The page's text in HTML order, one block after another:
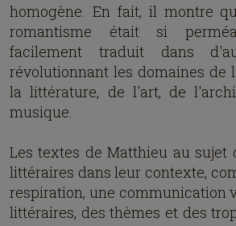
homogène. En fait, il montre
romantisme était si
facilement traduit dans
révolutionnant les domaines de
la littérature, de l'art, de
musique.
Les textes de Matthieu au sujet
littéraires dans leur contexte,
respiration, une communication
littéraires, des thèmes et des